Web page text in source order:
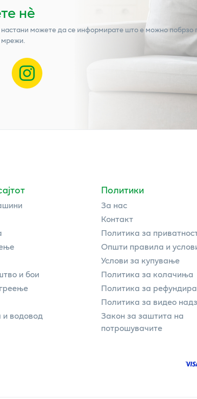
нѐ
можете да се информирате што е можно побрзо
мрежи.
и бои
и водовод
Политики
За нас
Контакт
Политика за
Општи правила и
Услови за купување
Политика за колачиња
Политика за
Политика за видео
Закон за заштита на
потрошувачите